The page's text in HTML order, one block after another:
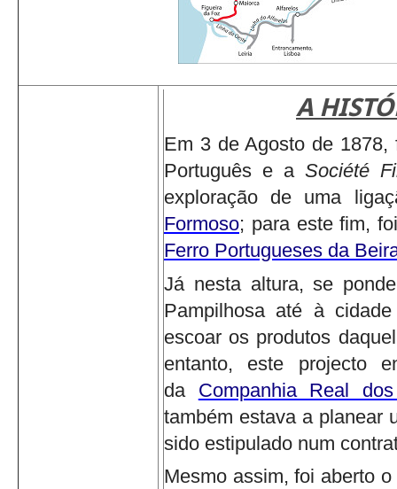
A
Em 3 de Agosto de
Português e a Société
exploração de uma
Formoso; para este fim,
Ferro Portugueses da
Já nesta altura, se
Pampilhosa até à
escoar os produtos
entanto, este projecto
da
Companhia Real
também estava a planear
sido estipulado num
Mesmo assim, foi aberto